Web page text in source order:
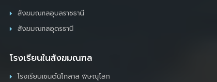
สังฆมณฑลอุบลราชธานี
สังฆมณฑลอุดรธานี
โรงเรียนในสังฆมณฑล
โรงเรียนเซนต์นิโกลาส พิษณุโลก